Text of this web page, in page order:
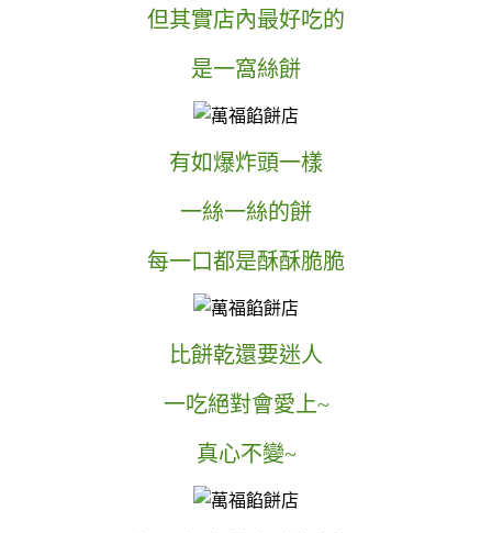
但其實店內最好吃的
是一窩絲餅
有如爆炸頭一樣
一絲一絲的餅
每一口都是酥酥脆脆
比餅乾還要迷人
一吃絕對會愛上~
真心不變~